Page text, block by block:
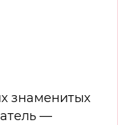
знаменитых
—